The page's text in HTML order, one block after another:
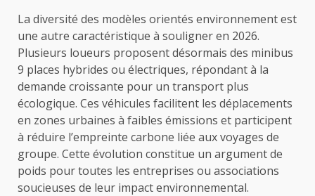
La diversité des modèles orientés environnement est
une autre caractéristique à souligner en 2026.
Plusieurs loueurs proposent désormais des minibus
9 places hybrides ou électriques, répondant à la
demande croissante pour un transport plus
écologique. Ces véhicules facilitent les déplacements
en zones urbaines à faibles émissions et participent
à réduire l’empreinte carbone liée aux voyages de
groupe. Cette évolution constitue un argument de
poids pour toutes les entreprises ou associations
soucieuses de leur impact environnemental.